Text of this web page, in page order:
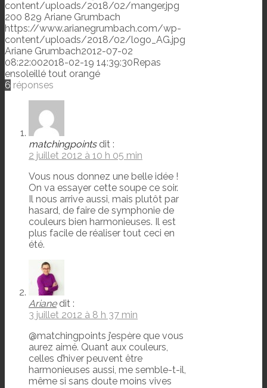
content/uploads/2018/02/manger.jpg
200 829 Ariane Grumbach
https://www.arianegrumbach.com/wp-
content/uploads/2018/02/logo_AG.jpg
Ariane Grumbach2012-07-02
08:22:002018-02-19 14:39:30 Repas
ensoleillé tout orangé
6 réponses
matchingpoints dit :
2 juillet 2012 à 10 h 05 min
Vous nous donnez une belle idée !
On va essayer cette soupe ce soir.
Il nous arrive aussi, mais plutôt par
hasard, de faire de symphonie de
couleurs bien harmonieuses. Il est
plus facile de réaliser tout ceci en
été.
Ariane dit :
3 juillet 2012 à 8 h 37 min
@matchingpoints j’espère que vous
aurez aimé. Quant aux couleurs,
celles d’hiver peuvent être
harmonieuses aussi, me semble-t-il,
même si sans doute moins vives